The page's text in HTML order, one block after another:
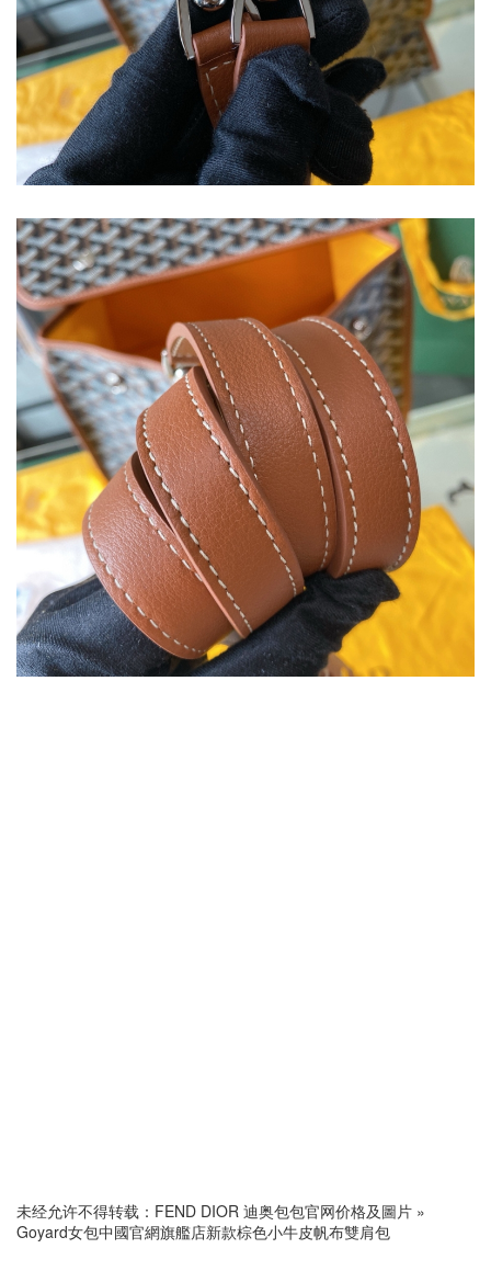
未经允许不得转载： FEND DIOR 迪奥包包官网价格及圖片 »
Goyard女包中國官網旗艦店新款棕色小牛皮帆布雙肩包